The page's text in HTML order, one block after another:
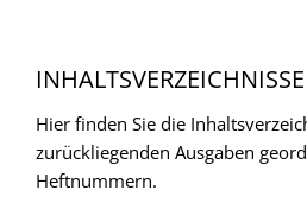
INHALTSVERZEICHNISSE
Hier finden Sie die
zurückliegenden Ausgaben
Heftnummern.